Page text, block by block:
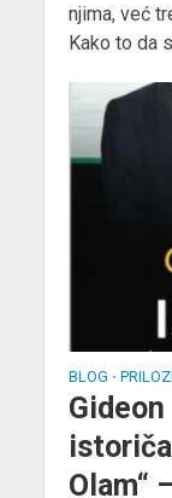
njima, već
Kako to da
BLOG • PRILOZI
Olam“